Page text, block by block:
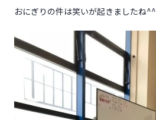
おにぎりの件は笑いが起きましたね^^